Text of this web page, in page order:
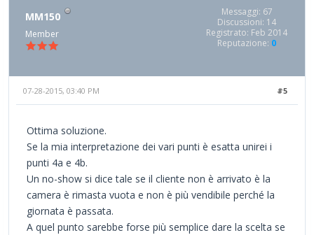
MM150
Member
Messaggi: 67
Discussioni: 14
Registrato: Feb 2014
Reputazione: 0
#5
07-28-2015, 03:40 PM
Ottima soluzione.
Se la mia interpretazione dei vari punti è esatta unirei i
punti 4a e 4b.
Un no-show si dice tale se il cliente non è arrivato è la
camera è rimasta vuota e non è più vendibile perché la
giornata è passata.
A quel punto sarebbe forse più semplice dare la scelta se